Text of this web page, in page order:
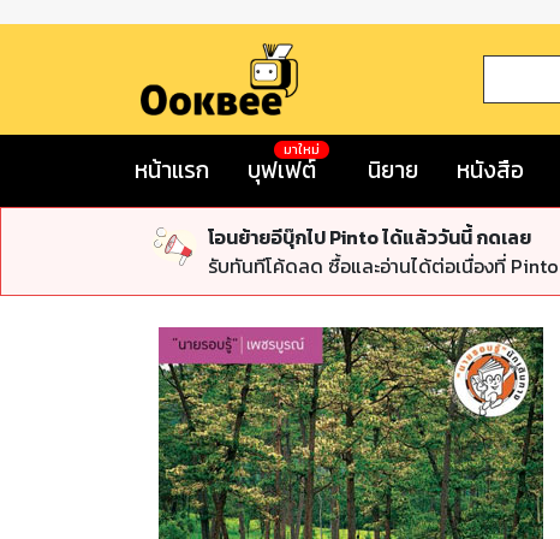
หน้าแรก บุฟเฟต์
มาใหม่
นิยาย หนังสือ
โอนย้ายอีบุ๊กไป Pinto ได้แล้ววันนี้ กดเลย
รับทันทีโค้ดลด ซื้อและอ่านได้ต่อเนื่องที่ Pinto